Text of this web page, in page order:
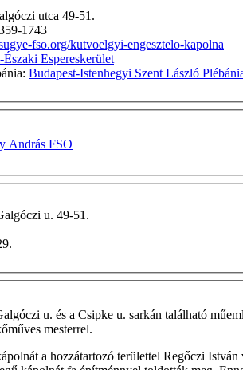
utca 49-51.
1743
fso.org/kutvoelgyi-engesztelo-kapolna
Espereskerület
Budapest-Istenhegyi Szent László
András FSO
u. 49-51.
29.
u. és a Csipke u. sarkán található
mesterrel.
a hozzátartozó területtel Regőczi